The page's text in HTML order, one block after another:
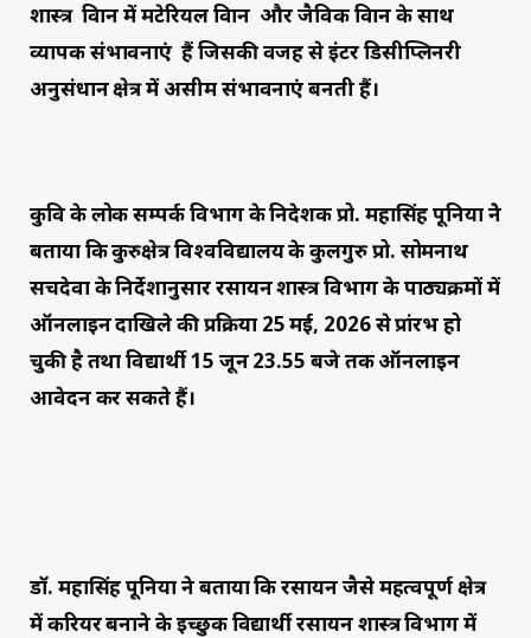
शास्त्र विज्ञान में मटेरियल विज्ञान और जैविक विज्ञान के साथ
व्यापक संभावनाएं हैं जिसकी वजह से इंटर डिसीप्लिनरी
अनुसंधान क्षेत्र में असीम संभावनाएं बनती हैं।
कुवि के लोक सम्पर्क विभाग के निदेशक प्रो. महासिंह पूनिया नेे
बताया कि कुरुक्षेत्र विश्वविद्यालय के कुलगुरु प्रो. सोमनाथ
सचदेवा के निर्देशानुसार रसायन शास्त्र विभाग के पाठ्यक्रमों में
ऑनलाइन दाखिले की प्रक्रिया 25 मई, 2026 से प्रांरभ हो
चुकी है तथा विद्यार्थी 15 जून 23.55 बजे तक ऑनलाइन
आवेदन कर सकते हैं।
डॉ. महासिंह पूनिया ने बताया कि रसायन जैसे महत्वपूर्ण क्षेत्र
में करियर बनाने के इच्छुक विद्यार्थी रसायन शास्त्र विभाग में